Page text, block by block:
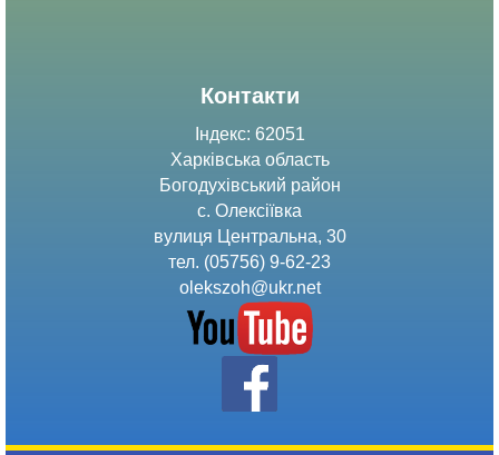
Контакти
Індекс: 62051
Харківська область
Богодухівський район
с. Олексіївка
вулиця Центральна, 30
тел. (05756) 9-62-23
olekszoh@ukr.net